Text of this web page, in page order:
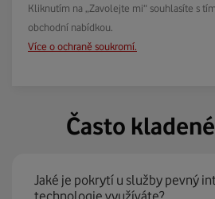
Kliknutím na „Zavolejte mi“ souhlasíte s
obchodní nabídkou.
Více o ochraně soukromí.
Často
Jaké je pokrytí u služby pevný
technologie využíváte?